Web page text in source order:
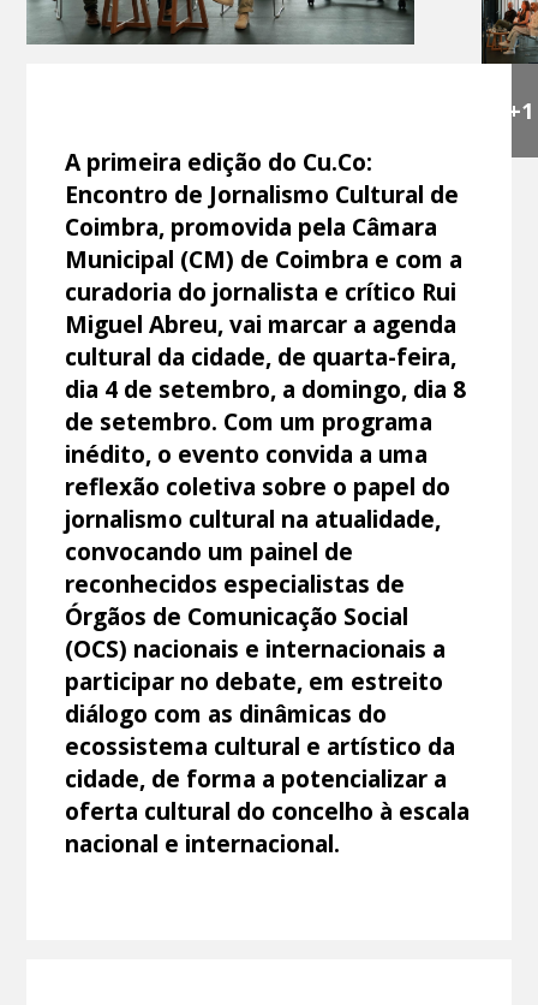
+1
A primeira edição do Cu.Co:
Encontro de Jornalismo Cultural de
Coimbra, promovida pela Câmara
Municipal (CM) de Coimbra e com a
curadoria do jornalista e crítico Rui
Miguel Abreu, vai marcar a agenda
cultural da cidade, de quarta-feira,
dia 4 de setembro, a domingo, dia 8
de setembro. Com um programa
inédito, o evento convida a uma
reflexão coletiva sobre o papel do
jornalismo cultural na atualidade,
convocando um painel de
reconhecidos especialistas de
Órgãos de Comunicação Social
(OCS) nacionais e internacionais a
participar no debate, em estreito
diálogo com as dinâmicas do
ecossistema cultural e artístico da
cidade, de forma a potencializar a
oferta cultural do concelho à escala
nacional e internacional.